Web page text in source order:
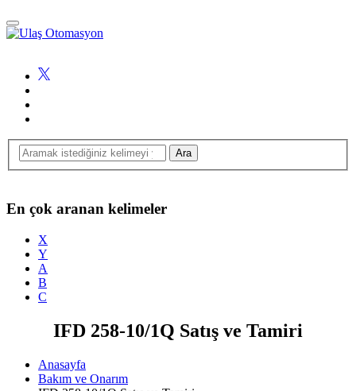
En çok aranan kelimeler
X
Y
A
B
C
IFD 258-10/1Q Satış ve Tamiri
Anasayfa
Bakım ve Onarım